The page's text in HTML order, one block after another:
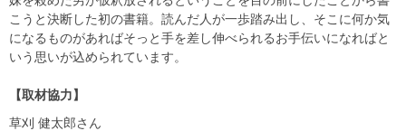
こうと決断した初の書籍。読んだ人が一歩踏み出し、そこに何か気
になるものがあればそっと手を差し伸べられるお手伝いになればと
いう思いが込められています。
【取材協力】
草刈 健太郎さん